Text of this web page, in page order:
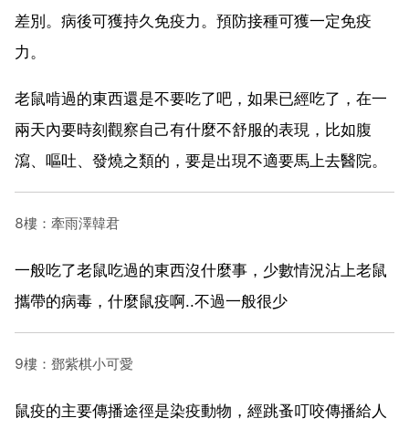
差別。病後可獲持久免疫力。預防接種可獲一定免疫
力。
老鼠啃過的東西還是不要吃了吧，如果已經吃了，在一
兩天內要時刻觀察自己有什麼不舒服的表現，比如腹
瀉、嘔吐、發燒之類的，要是出現不適要馬上去醫院。
8樓：牽雨澤韓君
一般吃了老鼠吃過的東西沒什麼事，少數情況沾上老鼠
攜帶的病毒，什麼鼠疫啊..不過一般很少
9樓：鄧紫棋小可愛
鼠疫的主要傳播途徑是染疫動物，經跳蚤叮咬傳播給人